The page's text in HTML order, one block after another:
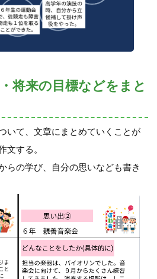
将来の目標などをまと
いて、文章にまとめていくことが
文する。
らの学び、自分の思いなども書き